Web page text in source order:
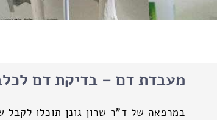
מעבדת דם – בדיקת דם
במרפאה של ד"ר שרון גונן תוכלו